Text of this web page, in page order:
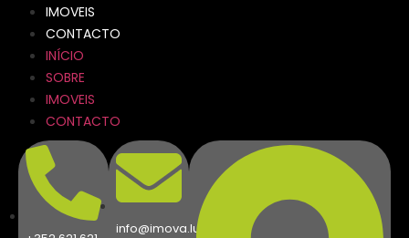
IMOVEIS
CONTACTO
INÍCIO
SOBRE
IMOVEIS
CONTACTO
info@imova.lu